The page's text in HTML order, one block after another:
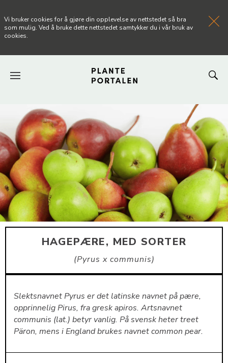
NYHETER
ARTIKLER
OM PLANTEPORTALEN
KONTAKT
Vi bruker cookies for å gjøre din opplevelse av nettstedet så bra
som mulig. Ved å bruke dette nettstedet samtykker du i vår bruk av
cookies.
HAGEPÆRE, MED SORTER
Pyrus x communis
Slektsnavnet Pyrus er det latinske navnet på pære,
opprinnelig Pirus, fra gresk apiros. Artsnavnet
communis (lat.) betyr vanlig. På svensk heter treet
Päron, mens i England brukes navnet common pear.